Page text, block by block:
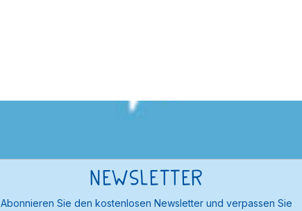
Newsletter
Abonnieren Sie den kostenlosen Newsletter und verpassen Sie